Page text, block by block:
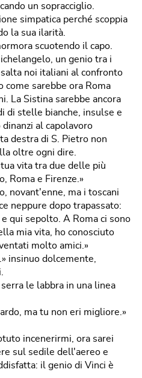
un sopracciglio.
simpatica perché scoppia
la sua ilarità.
scuotendo il capo.
un genio tra i
noi italiani al confronto
sarebbe ora Roma
La Sistina sarebbe ancora
di stelle bianche, insulse e
al capolavoro
destra di S. Pietro non
oltre ogni dire.
vita tra due delle più
Roma e Firenze.»
novant'enne, ma i toscani
neppure dopo trapassato:
qui sepolto. A Roma ci sono
mia vita, ho conosciuto
molto amici.»
insinuo dolcemente,
le labbra in una linea
ma tu non eri migliore.»
incenerirmi, ora sarei
sul sedile dell'aereo e
il genio di Vinci è